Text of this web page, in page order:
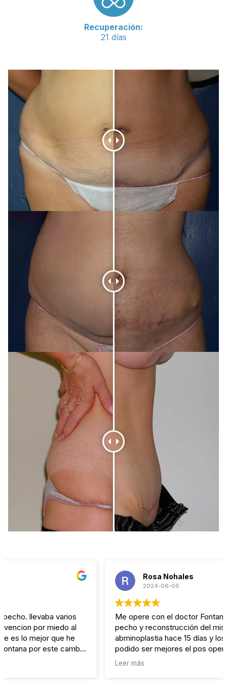
Recuperación:
21 días
Rosa Nohales
Me opere con el doctor Fontana de un aumento de
pecho y reconstrucción del mismo y una
abminoplastia hace 15 días y los resultados no han
podido ser mejores el pos operatorio ha sido fabuloso
he indoloro para mi no hay mejor cirujano y su equipo